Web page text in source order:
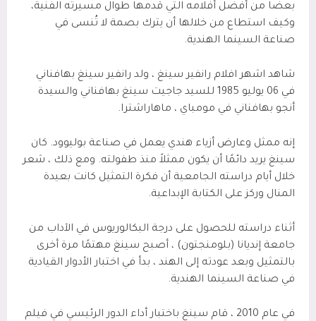
بعضًا من أفضل أفلامه التي قدمها طوال مسيرته الفنية،
وكيف استطاع من خلالها أن يترك بصمة لا تُنسى في
صناعة السينما الهندية.
شاهد اشهر افلام رانفير سينغ ، ولد رانفير سينغ بهافناني
في 06 يوليو 1985 للسيد جاجيت سينغ بهافناني والسيدة
أنجو بهافناني في مومباي ، ماهاراشترا.
إنه ممثل وعارض أزياء هندي يعمل في صناعة بوليوود. كان
سينغ يريد دائمًا أن يكون ممثلاً منذ طفولته. ومع ذلك ، شعر
خلال أيام دراسته الجامعية أن فكرة التمثيل كانت بعيدة
المنال وركز على الكتابة الإبداعية.
أثناء دراسته للحصول على درجة البكالوريوس في الآداب من
جامعة إنديانا (بلومنجتون) ، أصبح سينغ مهتمًا مرة أخرى
بالتمثيل وبعد عودته إلى الهند ، بدأ في اختبار الأدوار القيادية
في صناعة السينما الهندية.
في عام 2010 ، قام سينغ باختبار أداء الدور الرئيسي في فيلم